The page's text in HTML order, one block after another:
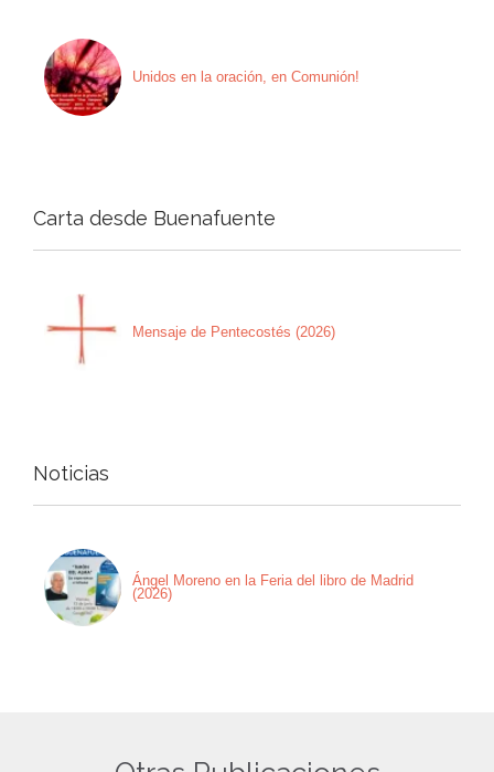
Unidos en la oración, en Comunión!
Carta desde Buenafuente
Mensaje de Pentecostés (2026)
Noticias
Ángel Moreno en la Feria del libro de Madrid
(2026)